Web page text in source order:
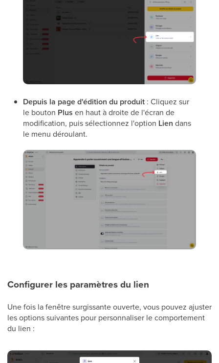
Depuis la page d'édition du produit : Cliquez sur
le bouton Plus en haut à droite de l'écran de
modification, puis sélectionnez l'option Lien dans
le menu déroulant.
Configurer les paramètres du lien
Une fois la fenêtre surgissante ouverte, vous pouvez ajuster
les options suivantes pour personnaliser le comportement
du lien :